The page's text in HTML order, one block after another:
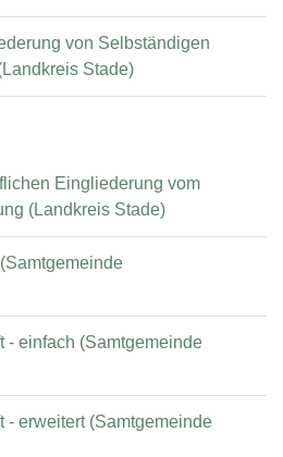
von Selbständigen
Stade)
Eingliederung vom
(Landkreis Stade)
- einfach (Samtgemeinde
- erweitert (Samtgemeinde